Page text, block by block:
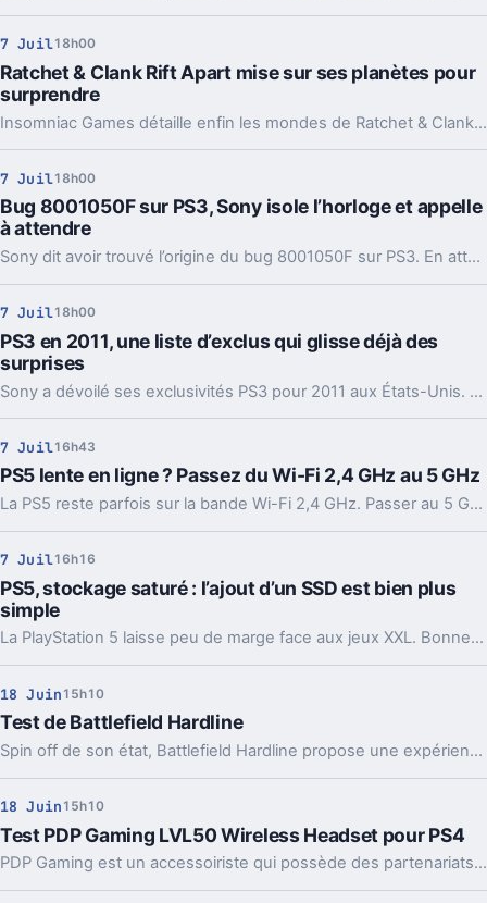
7 Juil18h00
Ratchet & Clank Rift Apart mise sur ses planètes pour
surprendre
Insomniac Games détaille enfin les mondes de Ratchet & Clank: Rift Apart. Et la PS5 n’est pas là pour faire joli.
7 Juil18h00
Bug 8001050F sur PS3, Sony isole l’horloge et appelle
à attendre
Sony dit avoir trouvé l’origine du bug 8001050F sur PS3. En attendant un correctif sous 24 heures, mieux vaut laisser certaines consoles éteintes.
7 Juil18h00
PS3 en 2011, une liste d’exclus qui glisse déjà des
surprises
Sony a dévoilé ses exclusivités PS3 pour 2011 aux États-Unis. Et la liste réserve quelques indices utiles sur ce qui arrive, ou non.
7 Juil16h43
PS5 lente en ligne ? Passez du Wi-Fi 2,4 GHz au 5 GHz
La PS5 reste parfois sur la bande Wi-Fi 2,4 GHz. Passer au 5 GHz améliore la vitesse et la réactivité en ligne ; l'Ethernet demeure la meilleure option.
7 Juil16h16
PS5, stockage saturé : l’ajout d’un SSD est bien plus
simple
La PlayStation 5 laisse peu de marge face aux jeux XXL. Bonne nouvelle, son slot interne pour SSD M.2 se remplit assez facilement.
18 Juin 15h10
Test de Battlefield Hardline
Spin off de son état, Battlefield Hardline propose une expérience nouvelle qui pourrait en surprendre plus d'un.
18 Juin 15h10
Test PDP Gaming LVL50 Wireless Headset pour PS4
PDP Gaming est un accessoiriste qui possède des partenariats avec Microsoft, Nintendo et Sony ce qui est rare ! Il n'empêche que si on entend peu parler de la marque, elle propose des produits intéressants comme ce casque sans fil pour PS4 que nous avons testé.